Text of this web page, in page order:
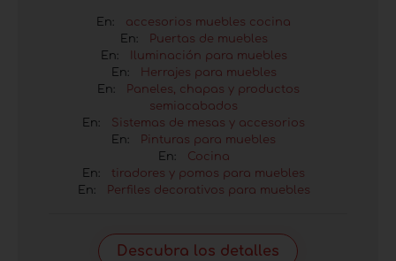
En: accesorios muebles cocina
En:
Puertas de muebles
En:
Iluminación para muebles
En:
Herrajes para muebles
En:
Paneles, chapas y productos
semiacabados
En: Sistemas de mesas y accesorios
En:
Pinturas para muebles
En:
Cocina
En: tiradores y pomos para muebles
En:
Perfiles decorativos para muebles
Descubra los detalles